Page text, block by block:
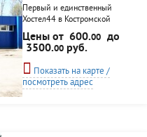
Первый и единственный
Хостел44 в Костромской
области открыл свои двери
для всех желающих. К
услугам проживающих
девять номеров разной
вместительности от двух
местных до 12 местных,
Цены от 600.00 до
3500.00 руб.
Показать на карте /
посмотреть адрес